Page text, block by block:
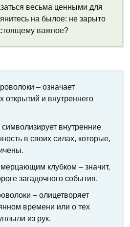
весьма ценными для
на былое: не зарыто
важное?
– означает
открытий и внутреннего
внутренние
в своих силах, которые,
клубком – значит,
загадочного события.
– олицетворяет
времени или о тех
из рук.